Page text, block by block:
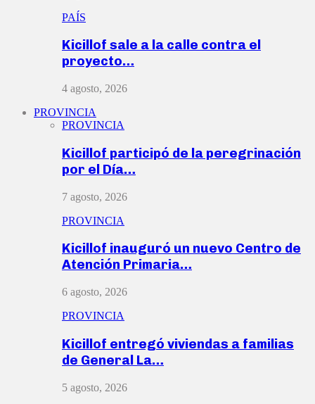
PAÍS
Kicillof sale a la calle contra el
proyecto…
4 agosto, 2026
PROVINCIA
PROVINCIA
Kicillof participó de la peregrinación
por el Día…
7 agosto, 2026
PROVINCIA
Kicillof inauguró un nuevo Centro de
Atención Primaria…
6 agosto, 2026
PROVINCIA
Kicillof entregó viviendas a familias
de General La…
5 agosto, 2026